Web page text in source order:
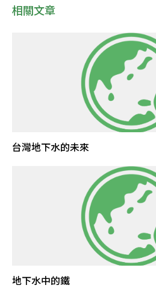
相關文章
台灣地下水的未來
地下水中的鐵